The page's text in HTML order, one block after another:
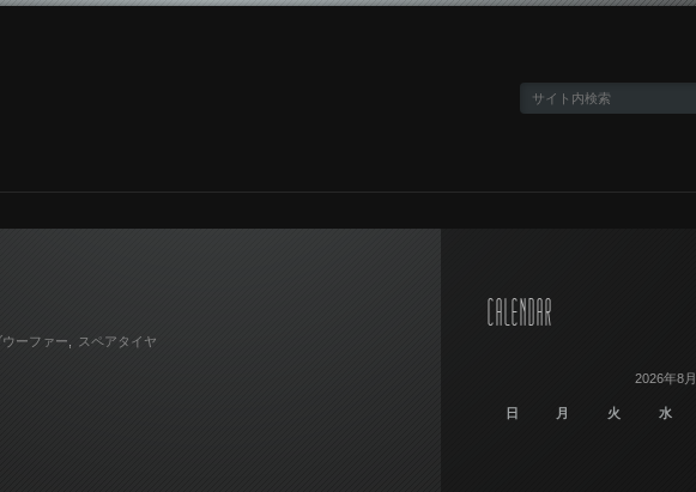
ウーファー スペアタイヤ
CALENDAR
2026年8月
日 月 火 水